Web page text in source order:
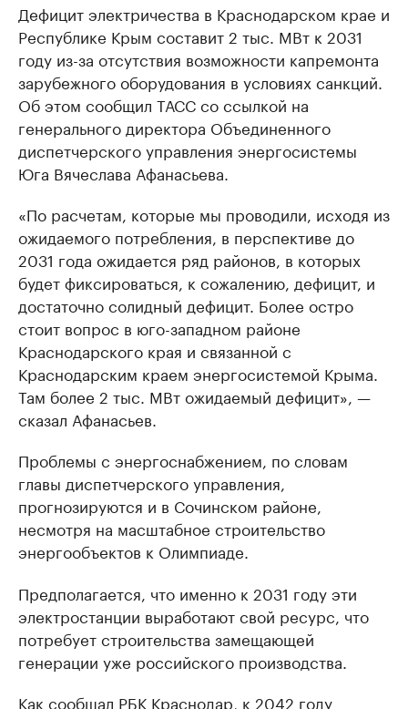
Дефицит электричества в Краснодарском крае и
Республике Крым составит 2 тыс. МВт к 2031
году из-за отсутствия возможности капремонта
зарубежного оборудования в условиях санкций.
Об этом сообщил ТАСС со ссылкой на
генерального директора Объединенного
диспетчерского управления энергосистемы
Юга Вячеслава Афанасьева.
«По расчетам, которые мы проводили, исходя из
ожидаемого потребления, в перспективе до
2031 года ожидается ряд районов, в которых
будет фиксироваться, к сожалению, дефицит, и
достаточно солидный дефицит. Более остро
стоит вопрос в юго-западном районе
Краснодарского края и связанной с
Краснодарским краем энергосистемой Крыма.
Там более 2 тыс. МВт ожидаемый дефицит», —
сказал Афанасьев.
Проблемы с энергоснабжением, по словам
главы диспетчерского управления,
прогнозируются и в Сочинском районе,
несмотря на масштабное строительство
энергообъектов к Олимпиаде.
Предполагается, что именно к 2031 году эти
электростанции выработают свой ресурс, что
потребует строительства замещающей
генерации уже российского производства.
Как сообщал РБК Краснодар, к 2042 году